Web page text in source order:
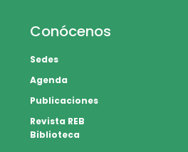
Conócenos
Sedes
Agenda
Publicaciones
Revista REB
Biblioteca